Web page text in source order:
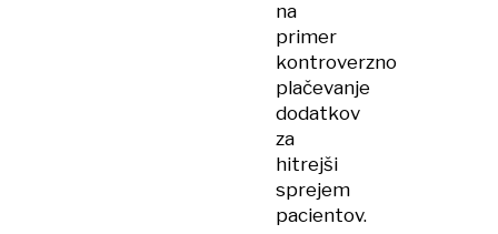
na
primer
kontroverzno
plačevanje
dodatkov
za
hitrejši
sprejem
pacientov.